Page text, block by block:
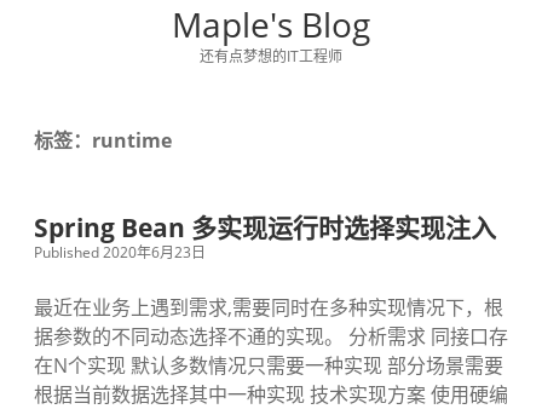
Maple's Blog
还有点梦想的IT工程师
标签：runtime
Spring Bean 多实现运行时选择实现注入
Published 2020年6月23日
最近在业务上遇到需求,需要同时在多种实现情况下，根
据参数的不同动态选择不通的实现。 分析需求 同接口存
在N个实现 默认多数情况只需要一种实现 部分场景需要
根据当前数据选择其中一种实现 技术实现方案 使用硬编